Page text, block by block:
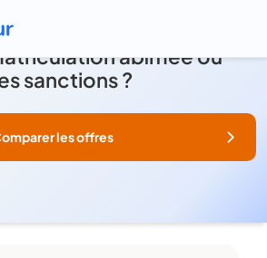
abîmée ou
sanctions ?
les offres